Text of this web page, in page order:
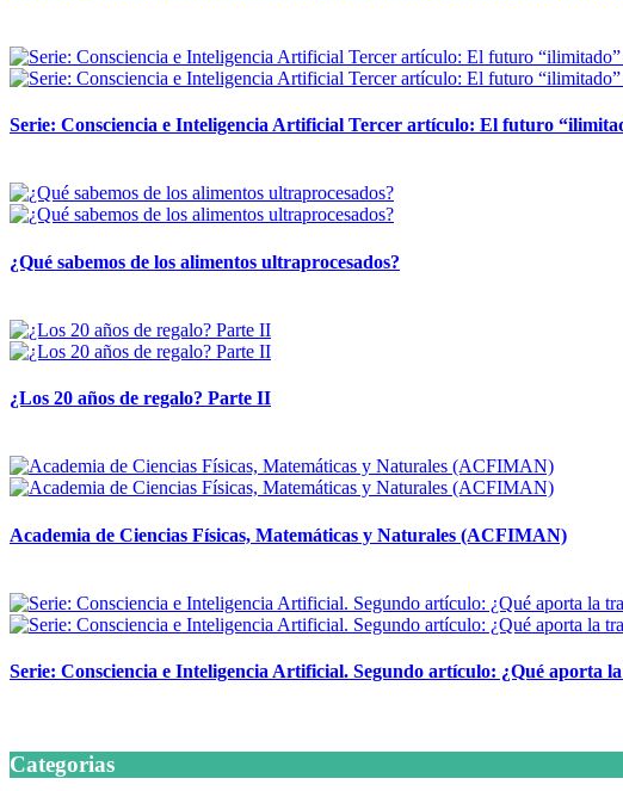
Serie: Consciencia e Inteligencia Artificial Tercer artículo: El futuro
¿Qué sabemos de los alimentos ultraprocesados?
¿Los 20 años de regalo? Parte II
Academia de Ciencias Físicas, Matemáticas y Naturales (ACFIMAN)
Serie: Consciencia e Inteligencia Artificial. Segundo artículo: ¿Qué aporta
Categorias